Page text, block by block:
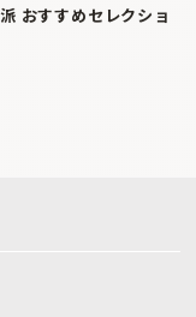
おすすめセレクショ